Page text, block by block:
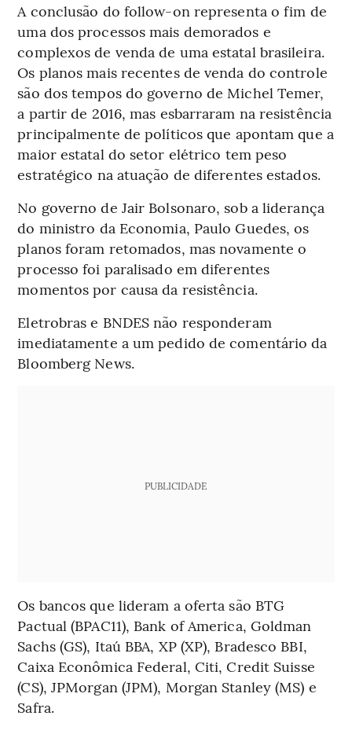
A conclusão do follow-on representa o fim de
uma dos processos mais demorados e
complexos de venda de uma estatal brasileira.
Os planos mais recentes de venda do controle
são dos tempos do governo de Michel Temer,
a partir de 2016, mas esbarraram na resistência
principalmente de políticos que apontam que a
maior estatal do setor elétrico tem peso
estratégico na atuação de diferentes estados.
No governo de Jair Bolsonaro, sob a liderança
do ministro da Economia, Paulo Guedes, os
planos foram retomados, mas novamente o
processo foi paralisado em diferentes
momentos por causa da resistência.
Eletrobras e BNDES não responderam
imediatamente a um pedido de comentário da
Bloomberg News.
PUBLICIDADE
Os bancos que lideram a oferta são BTG
Pactual (BPAC11), Bank of America, Goldman
Sachs (GS), Itaú BBA, XP (XP), Bradesco BBI,
Caixa Econômica Federal, Citi, Credit Suisse
(CS), JPMorgan (JPM), Morgan Stanley (MS) e
Safra.